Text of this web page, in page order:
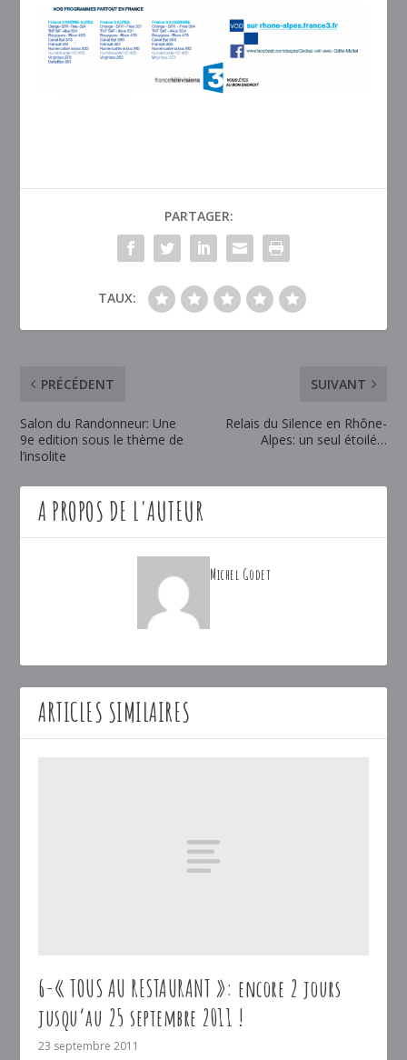
PARTAGER:
TAUX:
PRÉCÉDENT
Salon du Randonneur: Une
9e edition sous le thème de
l’insolite
SUIVANT
Relais du Silence en Rhône-
Alpes: un seul étoilé…
A PROPOS DE L'AUTEUR
Michel Godet
ARTICLES SIMILAIRES
6-« TOUS AU RESTAURANT »: encore 2 jours
jusqu’au 25 septembre 2011 !
23 septembre 2011